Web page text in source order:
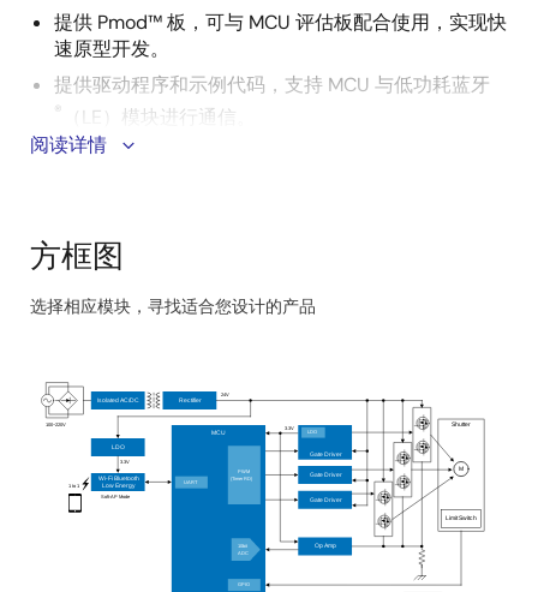
提供 Pmod™ 板，可与 MCU 评估板配合使用，实现快
速原型开发。
提供驱动程序和示例代码，支持 MCU 与低功耗蓝牙
®
（LE）模块进行通信。
阅读详情
方框图
选择相应模块，寻找适合您设计的产品
block
diagram
Isolated AC/DC Rectifier
LDO
Wi-Fi Bluetooth
Low Energy
Gate Driver
Gate Driver
Op Amp
Shutter
M
Limit Switch
100~220V
3.3V
1 to 1
Soft-AP Mode
3.3V
24V
Gate Driver
LDO
MCU
UART
PWM
(Timer RD)
10bit
ADC
GPIO